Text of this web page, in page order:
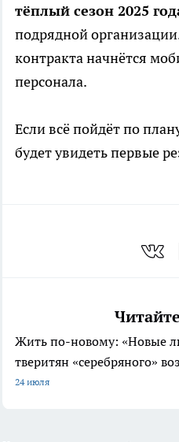
тёплый сезон 2025
подрядной
контракта начнётся
персонала.
Если всё пойдёт по
будет увидеть первые
Жить по-новому: «Новые
тверитян «серебряного»
24 июля